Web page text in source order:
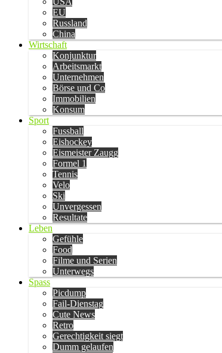
EU
Russland
China
Wirtschaft
Konjunktur
Arbeitsmarkt
Unternehmen
Börse und Co
Immobilien
Konsum
Sport
Fussball
Eishockey
Eismeister Zaugg
Formel 1
Tennis
Velo
Ski
Unvergessen
Resultate
Leben
Gefühle
Food
Filme und Serien
Unterwegs
Spass
Picdump
Fail-Dienstag
Cute News
Retro
Gerechtigkeit siegt
Dumm gelaufen